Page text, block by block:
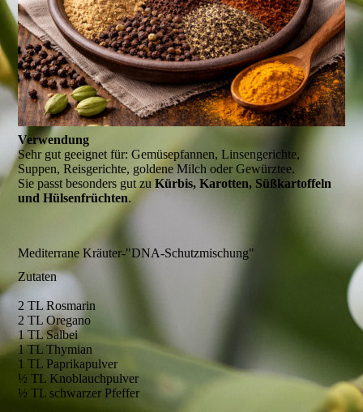
Verwendung
Sehr gut geeignet für: Gemüsepfannen, Linsengerichte,
Suppen, Reisgerichte, goldene Milch oder Gewürztee.
Sie passt besonders gut zuKürbis, Karotten, Süßkartoffeln
und Hülsenfrüchten.
Mediterrane Kräuter-"DNA-Schutzmischung"
Zutaten
2 TL Rosmarin
2 TL Oregano
1 TL Salbei
1 TL Thymian
1 TL Paprikapulver
½ TL Knoblauchpulver
½ TL schwarzer Pfeffer